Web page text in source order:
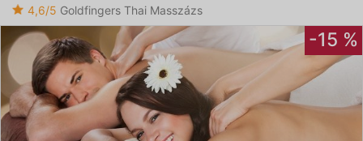
4,6/5 Goldfingers Thai Masszázs
-15 %